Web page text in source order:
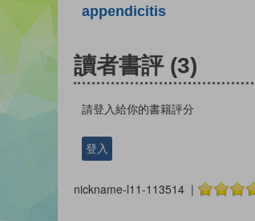
appendicitis
讀者書評 (3)
請登入給你的書籍評分
登入
nickname-l11-113514 |